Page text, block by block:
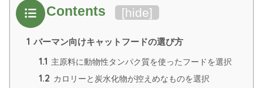
Contents [hide]
1 バーマン向けキャットフードの選び方
1.1 主原料に動物性タンパク質を使ったフードを選択
1.2 カロリーと炭水化物が控えめなものを選択